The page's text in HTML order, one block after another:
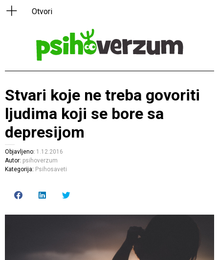
Stvari koje ne treba govoriti
ljudima koji se bore sa
depresijom
Objavljeno: 1.12.2016
Autor: psihoverzum
Kategorija: Psihosaveti
share
FacebookLinkedInTwitter